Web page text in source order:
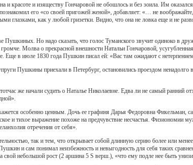
и красоте и изяществу Гончаровой не обошлось и без зоила. Им
его «со своей пригожей женой», добавляет: «… не
глазками, как у любой гризетки. Видно, что она не ловка еще и не
Пушкиных. Но надо сказать, что голос Туманского звучит одиноко в
Молва о прекрасной внешности Натальи Гончаровой,
Еще в июле 1830 года Пушкин писал ей: «Вас там ожидают с
Пушкины приехали в Петербург, остановились проездом
же начали судить о Наталье Николаевне. Едва ли не самый ранний
особенно ценным. Дочь ее графиня Дарья Федоровна Фикельман,
и тихое выражение похоже на предчувствие несчастья. Физиономии
отречения от себя».
так и тем, что открывает собой длинную серию более или
и сам понимал неизбежность и невыгодность для себя таких
небольшой рост (2 аршина 5 Ѕ верш.), «что ему подле нее быть